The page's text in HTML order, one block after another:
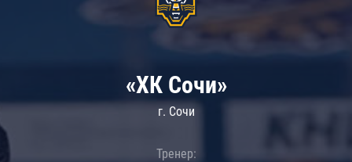
«ХК Сочи»
г. Сочи
Тренер: